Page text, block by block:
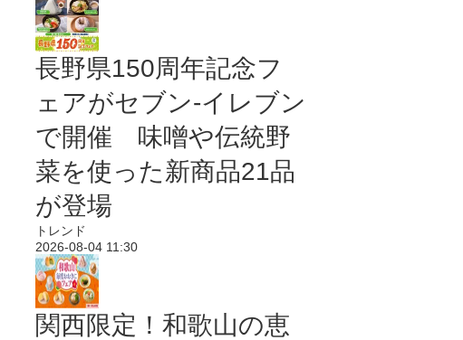
長野県150周年記念フ
ェアがセブン-イレブン
で開催 味噌や伝統野
菜を使った新商品21品
が登場
トレンド
2026-08-04 11:30
関西限定！和歌山の恵